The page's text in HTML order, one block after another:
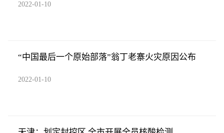
2022-01-10
“中国最后一个原始部落”翁丁老寨火灾原因公布
2022-01-10